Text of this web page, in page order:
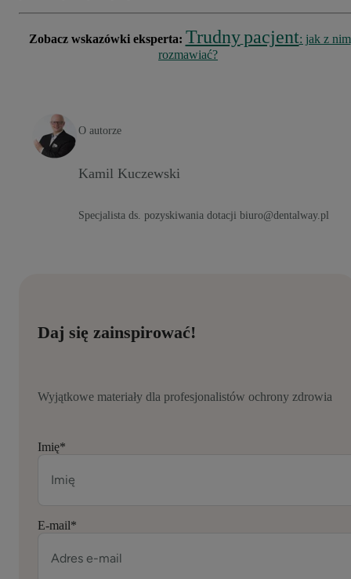
Zobacz wskazówki eksperta: Trudnypacjent: jak z nim
rozmawiać?
O autorze
Kamil Kuczewski
Specjalista ds. pozyskiwania dotacji biuro@dentalway.pl
Daj się zainspirować!
Wyjątkowe materiały dla profesjonalistów ochrony zdrowia
Imię*
E-mail*